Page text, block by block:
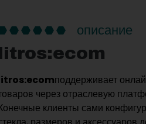
описание
поддерживает
через отраслевую
клиенты сами